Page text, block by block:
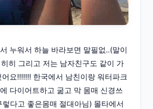
누워서 하늘 바라보면 말필없..(말이
히 그리고 저는 남자친구도 같이 가
요!!!!!!! 한국에서 남친이랑 워터파크
다이어트하고 굶고 막 몸매 신경쓰
다고 좋은몸매 절대아님) 몰타에서